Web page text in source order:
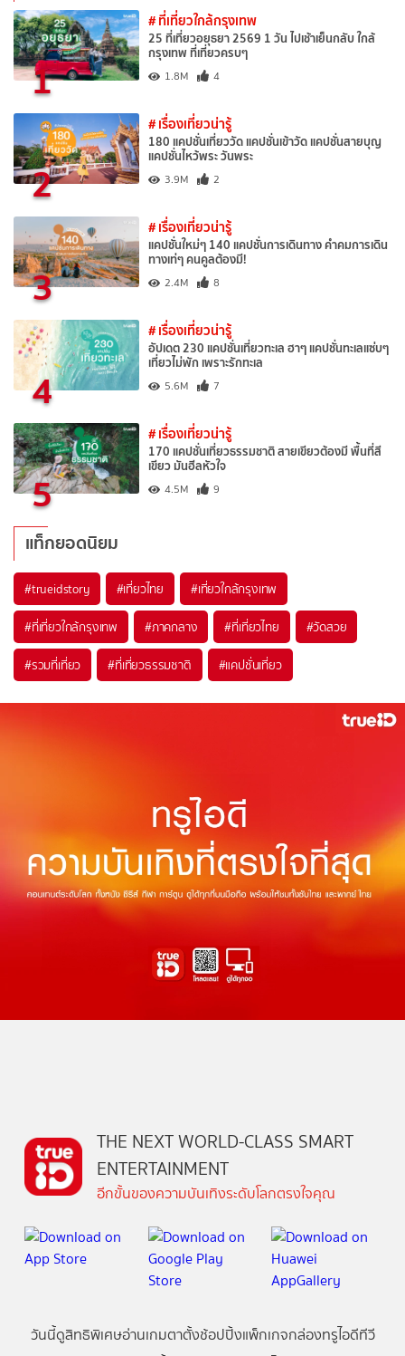
1
# ที่เที่ยวใกล้กรุงเทพ
25 ที่เที่ยวอยุธยา 2569 1 วัน ไปเช้าเย็นกลับ ใกล้
กรุงเทพ ที่เที่ยวครบๆ
1.8M 4
2
# เรื่องเที่ยวน่ารู้
180 แคปชั่นเที่ยววัด แคปชั่นเข้าวัด แคปชั่นสายบุญ
แคปชั่นไหว้พระ วันพระ
3.9M 2
3
# เรื่องเที่ยวน่ารู้
แคปชั่นใหม่ๆ 140 แคปชั่นการเดินทาง คำคมการเดิน
ทางเท่ๆ คนคูลต้องมี!
2.4M 8
4
# เรื่องเที่ยวน่ารู้
อัปเดต 230 แคปชั่นเที่ยวทะเล ฮาๆ แคปชั่นทะเลแซ่บๆ
เที่ยวไม่พัก เพราะรักทะเล
5.6M 7
5
# เรื่องเที่ยวน่ารู้
170 แคปชั่นเที่ยวธรรมชาติ สายเขียวต้องมี พื้นที่สี
เขียว มันฮีลหัวใจ
4.5M 9
แท็กยอดนิยม
#trueidstory #เที่ยวไทย #เที่ยวใกล้กรุงเทพ
#ที่เที่ยวใกล้กรุงเทพ #ภาคกลาง #ที่เที่ยวไทย #วัดสวย
#รวมที่เที่ยว #ที่เที่ยวธรรมชาติ #แคปชั่นเที่ยว
THE NEXT WORLD-CLASS SMART
ENTERTAINMENT
อีกขั้นของความบันเทิงระดับโลกตรงใจคุณ
วันนี้ดูสิทธิพิเศษอ่านเกมตาตั้งช้อปปิ้งแพ็กเกจกล่องทรูไอดีทีวี